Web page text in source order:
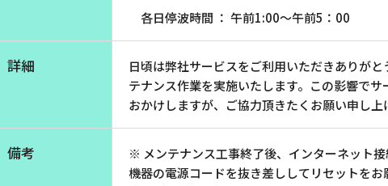
グループ会社
決算公告・電子公告
自治体様・事業者様向けサービ
各日停波時間 ： 午前1:00～午前5：00
詳細
日頃は弊社サービスをご利用いただきありが
テナンス作業を実施いたします。この影響で
おかけしますが、ご協力頂きたくお願い申し上
備考
※ メンテナンス工事終了後、インターネット
機器の電源コードを抜き差ししてリセットをお